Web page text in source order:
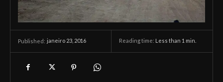
Published: janeiro 23, 2016 Reading time: Less than 1 min.